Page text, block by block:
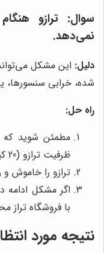
سوال: ترازو
نمی‌دهد.
دلیل: این مشکل
شده، خرابی سنسورها،
راه حل:
مطمئن شوید که
ظرفیت ترازو (20 کیلوگرم) است.
ترازو را خاموش
اگر مشکل ادامه
با فروشگاه
نتیجه مورد